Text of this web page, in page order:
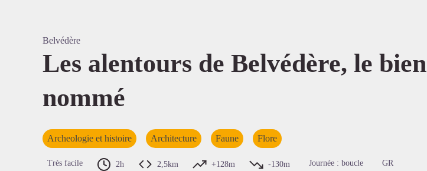
Belvédère
Les alentours de Belvédère, le bien
nommé
Archeologie et histoire Architecture Faune Flore
Très facile 2h 2,5km +128m -130m Journée : boucle GR